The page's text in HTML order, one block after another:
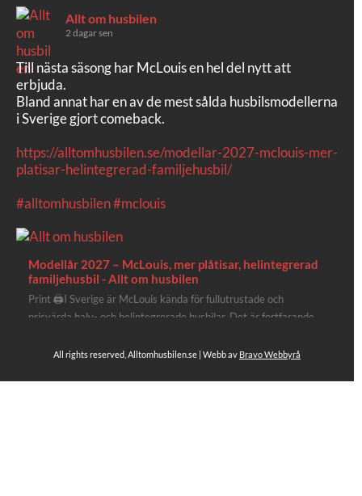
Allt om husbilen
2 dagar sen
Till nästa säsong har McLouis en hel del nytt att
erbjuda.
Bland annat har en av de mest sålda husbilsmodellerna
i Sverige gjort comeback.
https://alltomhusbilen.se/modellar-2027-mclouis-mer-
platisar-helintegrerad-familjehusbil/
#alltomhusbilen#mclouis
Modellår 2027 – McLouis, mer plåtisar, helintegrerad
familjehusbil - Allt om husbilen
Print 🖨I Sverige är McLouis kända för fullutrustade och
prisvärda halv- och helintegrerade husbilar. Det är fortfarande
plåtisutbud lite extra kärlek med hela 3 nya utrustningsnivåer.
All rights reserved, Alltomhusbilen.se | Webb av Bravo Webbyrå